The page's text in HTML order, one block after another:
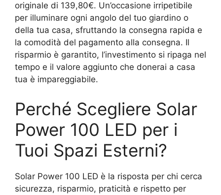
originale di 139,80€. Un’occasione irripetibile
per illuminare ogni angolo del tuo giardino o
della tua casa, sfruttando la consegna rapida e
la comodità del pagamento alla consegna. Il
risparmio è garantito, l’investimento si ripaga nel
tempo e il valore aggiunto che donerai a casa
tua è impareggiabile.
Perché Scegliere Solar
Power 100 LED per i
Tuoi Spazi Esterni?
Solar Power 100 LED è la risposta per chi cerca
sicurezza, risparmio, praticità e rispetto per